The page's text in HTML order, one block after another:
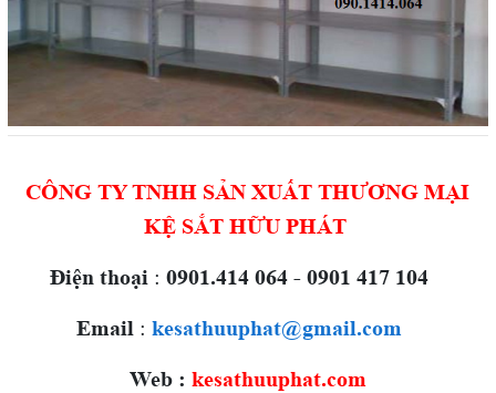
CÔNG TY TNHH SẢN XUẤT THƯƠNG MẠI
KỆ SẮT HỮU PHÁT
Điện thoại :0901.414 064 - 0901 417 104
Email :kesathuuphat@gmail.com
Web : kesathuuphat.com